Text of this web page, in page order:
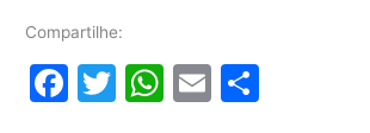
Compartilhe:
F
T
W E